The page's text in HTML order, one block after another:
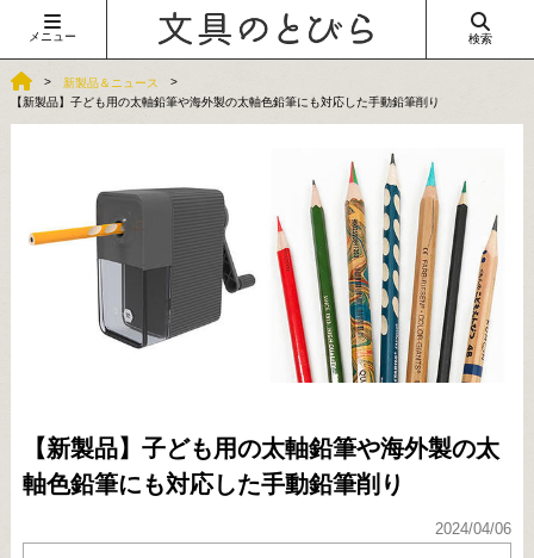
メニュー 検索
新製品＆ニュース
【新製品】子ども用の太軸鉛筆や海外製の太軸色鉛筆にも対応した手動鉛筆削り
【新製品】子ども用の太軸鉛筆や海外製の太
軸色鉛筆にも対応した手動鉛筆削り
2024/04/06